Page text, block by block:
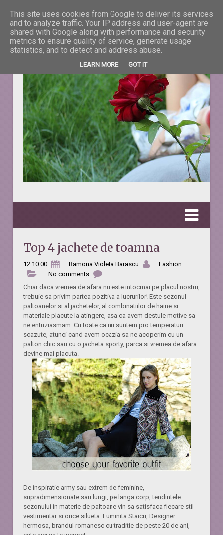
La taifas cu
DESPRE TOT CEEA CE NE ÎNFRUMUSEŢEAZĂ VIAŢA.
Top 4 jachete de toamna
12:10:00 Ramona Violeta Barascu
Fashion
No comments
Chiar daca vremea de afara nu este intocmai pe placul nostru,
trebuie sa privim partea pozitiva a lucrurilor! Este sezonul
paltoanelor si al jachetelor, al combinatiilor de haine si
materiale placute la atingere, asa ca avem destule motive sa
ne entuziasmam. Cu toate ca nu suntem pro temperaturi
scazute, atunci cand avem ocazia sa ne acoperim cu un
palton chic sau cu o jacheta sporty, parca si vremea de afara
devine mai placuta.
De inspiratie army sau extrem de feminine,
supradimensionate sau lungi, pe langa corp, tendintele
sezonului in materie de paltoane vin sa satisfaca fiecare stil
vestimentar si orice silueta. Luminita Staicu, Designer
hermosa, brandul romanesc cu traditie de peste 20 de ani,
This site uses cookies from Google to deliver its services
and to analyze traffic. Your IP address and user-agent are
shared with Google along with performance and security
metrics to ensure quality of service, generate usage
statistics, and to detect and address abuse.
LEARN MORE GOT IT